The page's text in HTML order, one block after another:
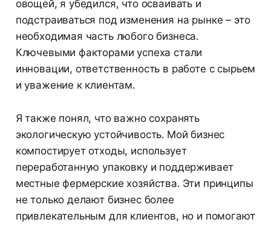
овощей, я убедился, что осваивать и
подстраиваться под изменения на рынке – это
необходимая часть любого бизнеса.
Ключевыми факторами успеха стали
инновации, ответственность в работе с сырьем
и уважение к клиентам.
Я также понял, что важно сохранять
экологическую устойчивость. Мой бизнес
компостирует отходы, использует
переработанную упаковку и поддерживает
местные фермерские хозяйства. Эти принципы
не только делают бизнес более
привлекательным для клиентов, но и помогают